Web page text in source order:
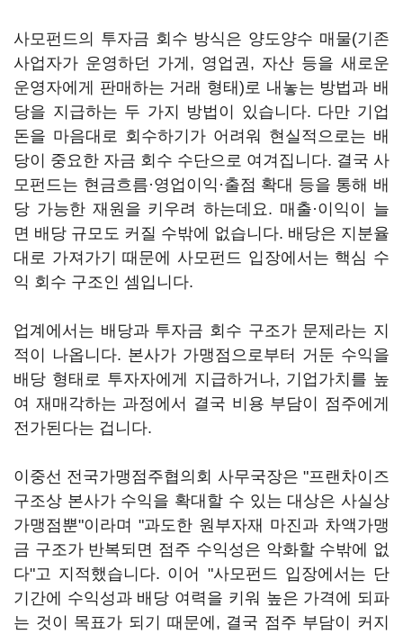
사모펀드의 투자금 회수 방식은 양도양수 매물(기존
사업자가 운영하던 가게, 영업권, 자산 등을 새로운
운영자에게 판매하는 거래 형태)로 내놓는 방법과 배
당을 지급하는 두 가지 방법이 있습니다. 다만 기업
돈을 마음대로 회수하기가 어려워 현실적으로는 배
당이 중요한 자금 회수 수단으로 여겨집니다. 결국 사
모펀드는 현금흐름·영업이익·출점 확대 등을 통해 배
당 가능한 재원을 키우려 하는데요. 매출·이익이 늘
면 배당 규모도 커질 수밖에 없습니다. 배당은 지분율
대로 가져가기 때문에 사모펀드 입장에서는 핵심 수
익 회수 구조인 셈입니다.
업계에서는 배당과 투자금 회수 구조가 문제라는 지
적이 나옵니다. 본사가 가맹점으로부터 거둔 수익을
배당 형태로 투자자에게 지급하거나, 기업가치를 높
여 재매각하는 과정에서 결국 비용 부담이 점주에게
전가된다는 겁니다.
이중선 전국가맹점주협의회 사무국장은 "프랜차이즈
구조상 본사가 수익을 확대할 수 있는 대상은 사실상
가맹점뿐"이라며 "과도한 원부자재 마진과 차액가맹
금 구조가 반복되면 점주 수익성은 악화할 수밖에 없
다"고 지적했습니다. 이어 "사모펀드 입장에서는 단
기간에 수익성과 배당 여력을 키워 높은 가격에 되파
는 것이 목표가 되기 때문에, 결국 점주 부담이 커지